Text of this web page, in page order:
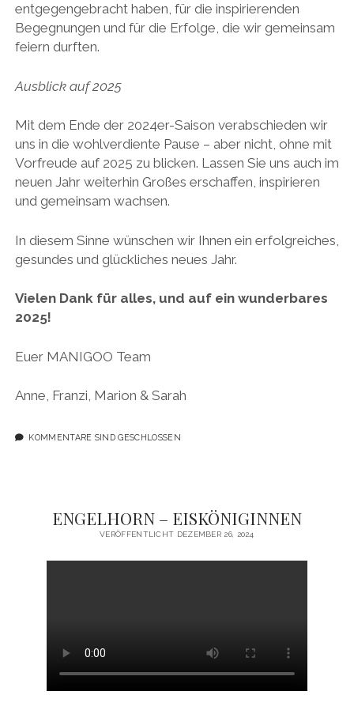
entgegengebracht haben, für die inspirierenden
Begegnungen und für die Erfolge, die wir gemeinsam
feiern durften.
Ausblick auf 2025
Mit dem Ende der 2024er-Saison verabschieden wir
uns in die wohlverdiente Pause – aber nicht, ohne mit
Vorfreude auf 2025 zu blicken. Lassen Sie uns auch im
neuen Jahr weiterhin Großes erschaffen, inspirieren
und gemeinsam wachsen.
In diesem Sinne wünschen wir Ihnen ein erfolgreiches,
gesundes und glückliches neues Jahr.
Vielen Dank für alles, und auf ein wunderbares
2025!
Euer MANIGOO Team
Anne, Franzi, Marion & Sarah
KOMMENTARE SIND GESCHLOSSEN
ENGELHORN – EISKÖNIGINNEN
VERÖFFENTLICHT DEZEMBER 26, 2024